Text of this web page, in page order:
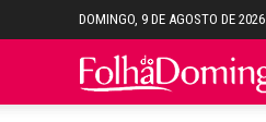
DOMINGO, 9 DE AGOSTO DE 2026